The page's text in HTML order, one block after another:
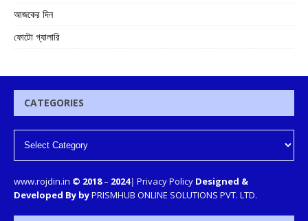
আজকের দিন
ফোটো গ্যালারি
CATEGORIES
www.rojdin.in © 2018– 2024| Privacy Policy Designed &
Developed By byPRISMHUB ONLINE SOLUTIONS PVT. LTD.